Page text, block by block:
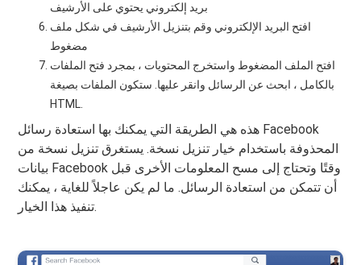
بريد إلكتروني يحتوي على الأرشيف
افتح البريد الإلكتروني وقم بتنزيل الأرشيف في شكل ملف
مضغوط
افتح الملف المضغوط واستخرج المحتويات ، بمجرد فتح الملفات
بالكامل ، ابحث عن الرسائل وانقر عليها. ستكون الملفات بصيغة
HTML.
هذه هي الطريقة التي يمكنك بها استعادة رسائل Facebook
المحذوفة باستخدام خيار تنزيل نسخة. يستغرق تنزيل نسخة من
بيانات Facebook وقتًا وتحتاج إلى مسح المعلومات الأخرى قبل
أن تتمكن من استعادة الرسائل. ما لم يكن عاجلاً للغاية ، يمكنك
تنفيذ هذا الخيار.